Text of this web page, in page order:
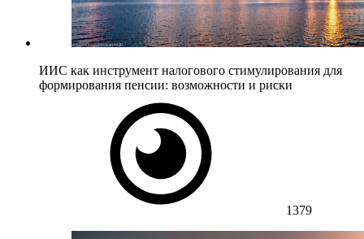
ИИС как инструмент налогового стимулирования для
формирования пенсии: возможности и риски
1379